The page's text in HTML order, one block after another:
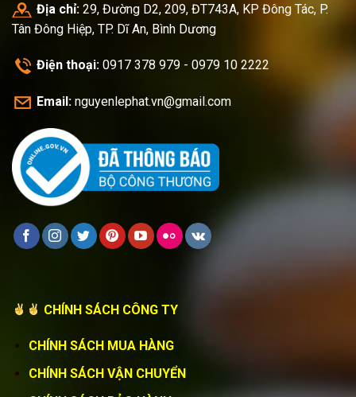
Địa chỉ: 29, Đường D2, 209, ĐT743A, KP Đông Tác, P.
Tân Đông Hiệp, TP. Dĩ An, Bình Dương
Điện thoại: 0917 378 979 - 0979 10 2222
Email: nguyenlephat.vn@gmail.com
CHÍNH SÁCH CÔNG TY
CHÍNH SÁCH MUA HÀNG
CHÍNH SÁCH VẬN CHUYỂN